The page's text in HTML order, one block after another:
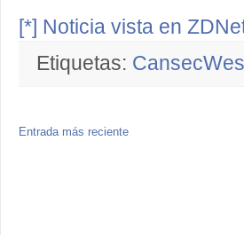
[*] Noticia vista en
Etiquetas:
Entrada más reciente